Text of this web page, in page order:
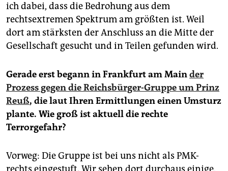
ich dabei, dass die Bedrohung aus dem
rechtsextremen Spektrum am größten ist. Weil
dort am stärksten der Anschluss an die Mitte der
Gesellschaft gesucht und in Teilen gefunden wird.
Gerade erst begann in Frankfurt am Mainder
Prozess gegen die Reichsbürger-Gruppe um Prinz
Reuß, die laut Ihren Ermittlungen einen Umsturz
plante. Wie groß ist aktuell die rechte
Terrorgefahr?
Vorweg: Die Gruppe ist bei uns nicht als PMK-